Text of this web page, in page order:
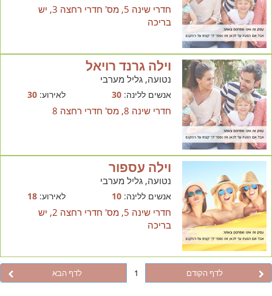
חדרי שינה 5, מס' חדרי רחצה 3, יש
בריכה
וילה גרנד רויאל
נטועה, גליל מערבי
אנשים ללינה:30 לאירוע:30
חדרי שינה 8, מס' חדרי רחצה 8
וילה עספור
נטועה, גליל מערבי
אנשים ללינה:10 לאירוע:18
חדרי שינה 5, מס' חדרי רחצה 2, יש
בריכה
לדף הקודם 1 לדף הבא